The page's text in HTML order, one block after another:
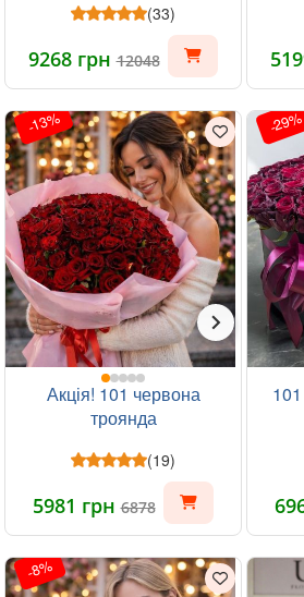
(33)
9268 грн12048
-13%
Акція! 101 червона
троянда
(19)
5981 грн6878
-29%
-8%